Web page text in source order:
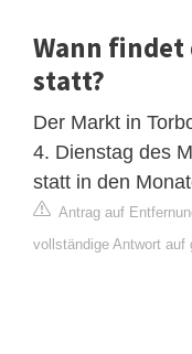
Wann findet
statt?
Der Markt in
4. Dienstag des
statt in den
Antrag auf
vollständige Antwort auf